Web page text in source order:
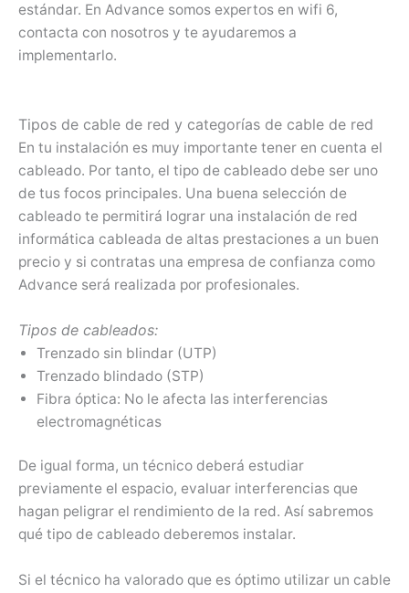
estándar. En Advance somos expertos en wifi 6,
contacta con nosotros y te ayudaremos a
implementarlo.
Tipos de cable de red y categorías de cable de red
En tu instalación es muy importante tener en cuenta el
cableado. Por tanto, el tipo de cableado debe ser uno
de tus focos principales. Una buena selección de
cableado te permitirá lograr una instalación de red
informática cableada de altas prestaciones a un buen
precio y si contratas una empresa de confianza como
Advance será realizada por profesionales.
Tipos de cableados:
Trenzado sin blindar (UTP)
Trenzado blindado (STP)
Fibra óptica: No le afecta las interferencias
electromagnéticas
De igual forma, un técnico deberá estudiar
previamente el espacio, evaluar interferencias que
hagan peligrar el rendimiento de la red. Así sabremos
qué tipo de cableado deberemos instalar.
Si el técnico ha valorado que es óptimo utilizar un cable